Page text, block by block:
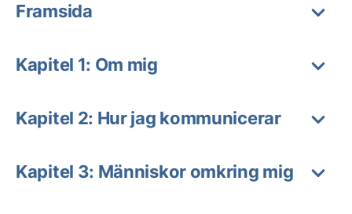
Framsida
Kapitel 1: Om mig
Kapitel 2: Hur jag kommunicerar
Kapitel 3: Människor omkring mig